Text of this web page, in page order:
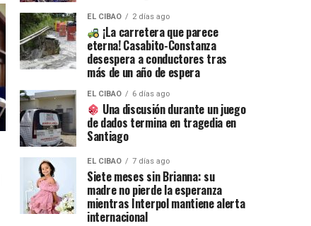
EL CIBAO 2 días ago
¡La carretera que parece
eterna! Casabito-Constanza
desespera a conductores tras
más de un año de espera
EL CIBAO 6 días ago
Una discusión durante un juego
de dados termina en tragedia en
Santiago
EL CIBAO 7 días ago
Siete meses sin Brianna: su
madre no pierde la esperanza
mientras Interpol mantiene alerta
internacional